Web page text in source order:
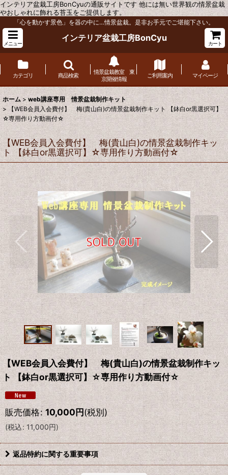
インテリア盆栽工房BonCyuの通販サイトです 他には無い世界観の情景盆栽
やおしゃれに飾れる苔玉をご提供します。
「心を動かす景色」を器の中に…情景盆栽。是非お手元でご堪能下さい。
メニュー
インテリア盆栽工房BonCyu
カート
カテゴリ 商品検索
情景盆栽教室 東
京開催情報
ご利用案内 マイページ
ホーム > web講座専用 情景盆栽制作キット
> 【WEB会員入会費付】 梅(貴山白)の情景盆栽制作キット 【鉢白or黒選択可】
☆専用作り方動画付☆
【WEB会員入会費付】 梅(貴山白)の情景盆栽制作キッ
ト 【鉢白or黒選択可】☆専用作り方動画付☆
【WEB会員入会費付】 梅(貴山白)の情景盆栽制作キッ
ト 【鉢白or黒選択可】☆専用作り方動画付☆
販売価格: 10,000円(税別)
(税込: 11,000円)
返品特約に関する重要事項